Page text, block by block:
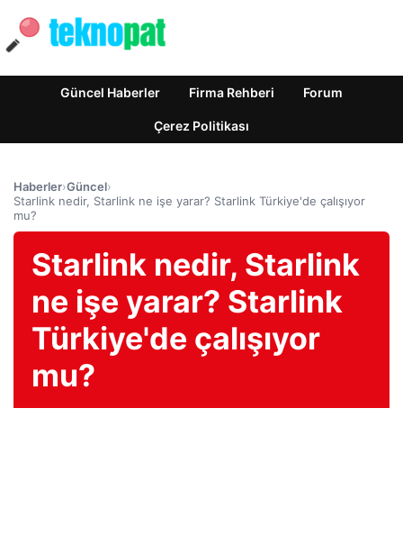
Güncel Haberler Firma Rehberi Forum
Çerez Politikası
Haberler›Güncel›
Starlink nedir, Starlink ne işe yarar? Starlink Türkiye'de çalışıyor
mu?
Starlink nedir, Starlink
ne işe yarar? Starlink
Türkiye'de çalışıyor
mu?